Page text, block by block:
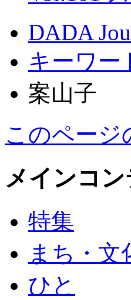
DADA
キーワー
案山子
このページ
メインコ
特集
まち・文
ひと